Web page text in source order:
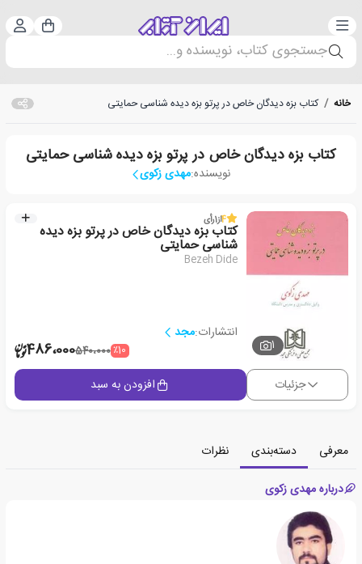
دسته‌بندی سبد
جستجوی کتاب، نویسنده و...
خانه / کتاب بزه دیدگان خاص در پرتو بزه دیده شناسی حمایتی
کتاب بزه دیدگان خاص در پرتو بزه دیده شناسی حمایتی
نویسنده:مهدی زکوی
1
4از1رأی
کتاب بزه دیدگان خاص در پرتو بزه دیده
شناسی حمایتی
Bezeh Dide
انتشارات:مجد
٪10540،000486،000
جزئیات افزودن به سبد
معرفی دسته‌بندی
نظرات
درباره مهدی زکوی